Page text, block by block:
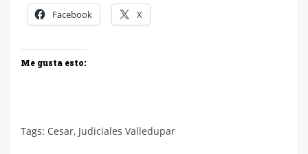
Facebook X
Me gusta esto:
Tags: Cesar, Judiciales Valledupar